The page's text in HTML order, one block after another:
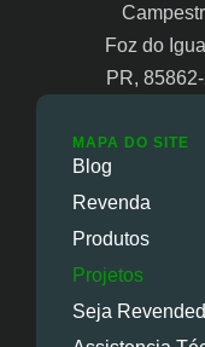
Foz do
PR,
MAPA DO SITE
Blog
Revenda
Produtos
Projetos
Seja